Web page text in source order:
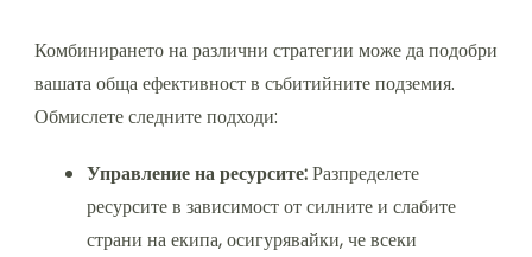
Комбинирането на различни стратегии може да подобри
вашата обща ефективност в събитийните подземия.
Обмислете следните подходи:
Управление на ресурсите:Разпределете
ресурсите в зависимост от силните и слабите
страни на екипа, осигурявайки, че всеки